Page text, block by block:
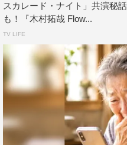
木村拓哉 鈴木
スカレード・ナイト」共演秘話
も！『木村拓哉 Flow...
TV LIFE